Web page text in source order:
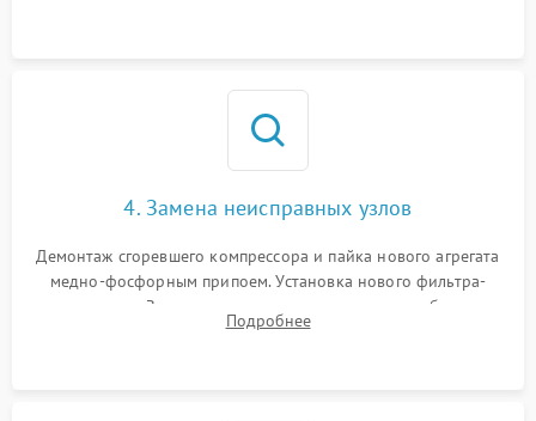
4. Замена неисправных узлов
Демонтаж сгоревшего компрессора и пайка нового агрегата
медно-фосфорным припоем. Установка нового фильтра-
осушителя. Замена изношенных вентиляторов обдува,
сломанных заслонок или поврежденных дверных петель.
Подробнее